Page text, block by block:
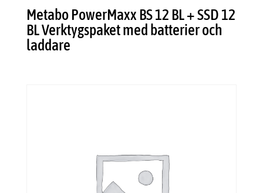
Metabo PowerMaxx BS 12 BL + SSD 12
BL Verktygspaket med batterier och
laddare